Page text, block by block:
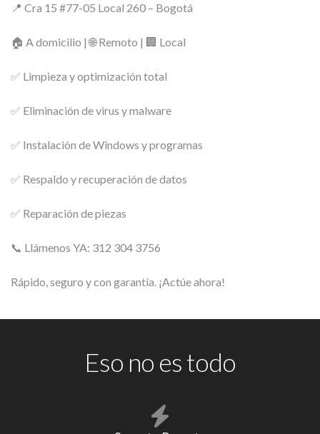
📍 Cra 15 #77-05 Local 260 – Bogotá
🏠 A domicilio | 🌐 Remoto | 🏢 Local
✅ Limpieza y optimización total
✅ Eliminación de virus y malware
✅ Instalación de Windows y programas
✅ Respaldo y recuperación de datos
✅ Reparación de piezas
📞 Llámenos YA: 312 304 3756
Rápido, seguro y con garantía. ¡Actúe ahora!
Eso no es todo